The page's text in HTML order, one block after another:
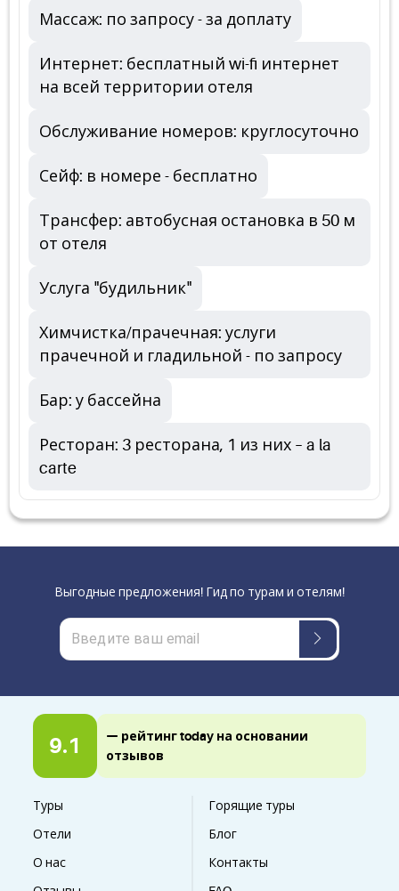
Массаж: по запросу - за доплату
Интернет: бесплатный wi-fi интернет
на всей территории отеля
Обслуживание номеров: круглосуточно
Сейф: в номере - бесплатно
Трансфер: автобусная остановка в 50 м
от отеля
Услуга "будильник"
Химчистка/прачечная: услуги
прачечной и гладильной - по запросу
Бар: у бассейна
Ресторан: 3 ресторана, 1 из них – a la
carte
9.1
— рейтинг today на основании
отзывов
Туры
Горящие туры
Отели
Блог
О нас
Контакты
Выгодные предложения! Гид по турам и отелям!